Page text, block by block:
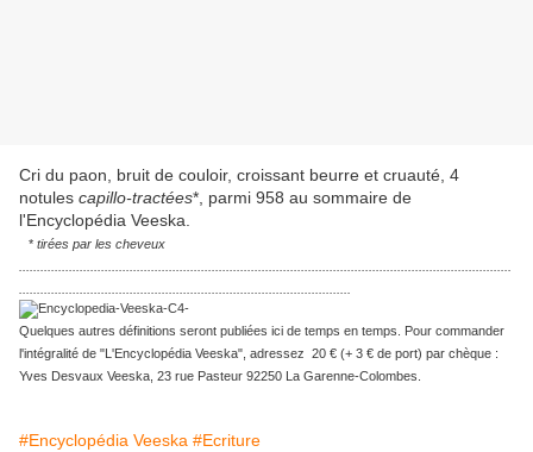
Cri du paon, bruit de couloir, croissant beurre et cruauté, 4
notules capillo-tractées*, parmi 958 au sommaire de
l'Encyclopédia Veeska.
* tirées par les cheveux
Quelques autres définitions seront publiées ici de temps en temps. Pour commander
l'intégralité de "L'Encyclopédia Veeska", adressez 20 € (+ 3 € de port) par chèque :
Yves Desvaux Veeska, 23 rue Pasteur 92250 La Garenne-Colombes.
#Encyclopédia Veeska #Ecriture